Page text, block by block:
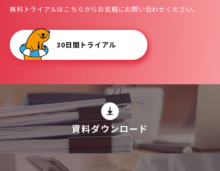
無料トライアルはこちらからお気軽にお問い合わせください。
30日間トライアル
資料ダウンロード